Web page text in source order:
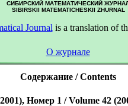
СИБИРСКИЙ МАТЕМАТИЧЕСКИЙ
SIBIRSKII MATEMATICHESKII ZHURNAL
Journal is a translation of
О журнале
Содержание / Contents
Номер 1 / Volume 42